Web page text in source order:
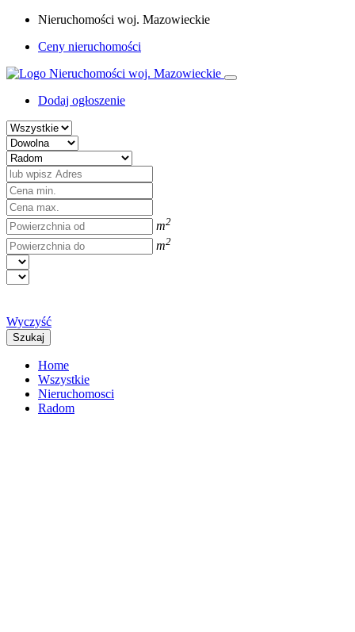
Nieruchomości woj. Mazowieckie
Ceny nieruchomości
Dodaj ogłoszenie
m2
m2
Wyczyść
Szukaj
Home
Wszystkie
Nieruchomosci
Radom